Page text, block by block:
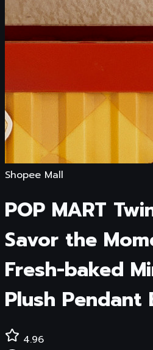
Shopee Mall
POP MART
Savor the
Fresh-baked
Plush Pendant
4.96